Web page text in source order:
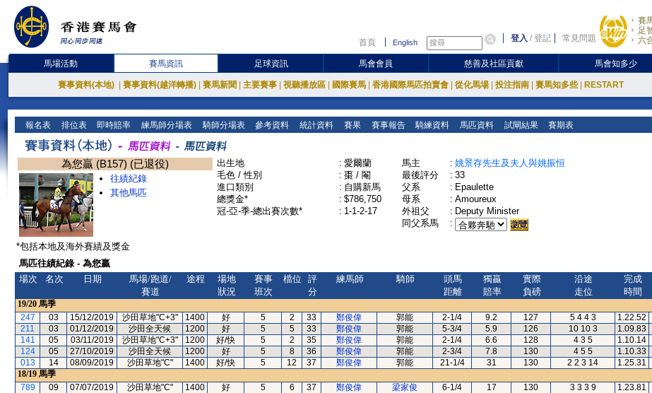
首頁 English 登入 /登記 常見問題
賽
足
六
馬場活動 賽馬資訊 足球資訊 馬會會員 慈善及社區貢獻 馬會知多少
賽事資料(本地) 賽事資料(越洋轉播) 賽馬新聞 主要賽事 視聽播放區 國際賽馬 香港國際馬匹拍賣會 從化馬場 投注指南 賽馬知多些 RESTART
報名表 排位表 即時賠率 練馬師分場表 騎師分場表 參考資料 統計資料 賽果 賽事報告 騎練資料 馬匹資料 試閘結果 賽期表
為您贏 (B157) (已退役)
往績紀錄
其他馬匹
出生地 : 愛爾蘭
毛色 / 性別
: 棗 / 閹
進口類別
: 自購新馬
總獎金*
: $786,750
冠-亞-季-總出賽次數*
: 1-1-2-17
馬主 : 姚景存先生及夫人與姚振恒
最後評分
: 33
父系
: Epaulette
母系
: Amoureux
外祖父
: Deputy Minister
同父系馬
:
*包括本地及海外賽績及獎金
馬匹往績紀錄 - 為您贏
場次
名次 日期
馬場/跑道/
賽道
途程
場地
狀況
賽事
班次
檔位
評
分
練馬師 騎師
頭馬
距離
獨贏
賠率
實際
負磅
沿途
走位
完成
時間
19/20 馬季
247
03 15/12/2019 沙田草地"C+3" 1400 好 5 2 33 鄭俊偉 郭能 2-1/4 9.2 127 5 4 4 3 1.22.52
211
03 01/12/2019 沙田全天候 1200 好 5 5 33 鄭俊偉 郭能 5-3/4 5.9 126 10 10 3 1.09.83
141
05 03/11/2019 沙田草地"C+3" 1200 好/快 5 2 35 鄭俊偉 郭能 2-1/4 6.6 128 4 3 5 1.10.14
124
05 27/10/2019 沙田全天候 1200 好 5 8 36 鄭俊偉 郭能 2-3/4 7.8 130 4 5 5 1.10.33
013
14 08/09/2019 沙田草地"C" 1400 好/快 5 12 37 鄭俊偉 郭能 21-1/4 31 130 2 2 3 14 1.25.31
18/19 馬季
789
09 07/07/2019 沙田草地"C" 1400 好 5 6 37 鄭俊偉 梁家俊 6-1/4 17 130 3 3 3 9 1.23.81